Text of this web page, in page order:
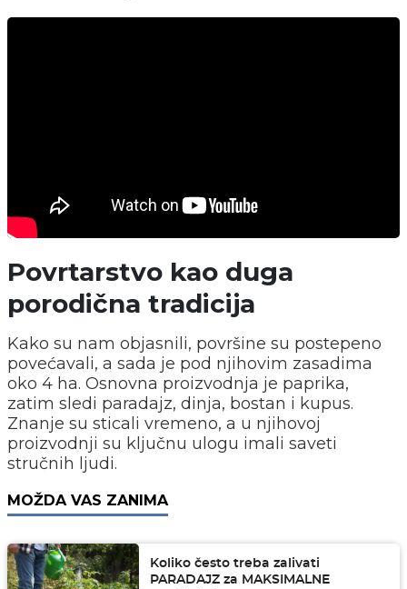
Povrtarstvo kao duga
porodična tradicija
Kako su nam objasnili, površine su postepeno
povećavali, a sada je pod njihovim zasadima
oko 4 ha. Osnovna proizvodnja je paprika,
zatim sledi paradajz, dinja, bostan i kupus.
Znanje su sticali vremeno, a u njihovoj
proizvodnji su ključnu ulogu imali saveti
stručnih ljudi.
MOŽDA VAS ZANIMA
Koliko često treba zalivati
PARADAJZ za MAKSIMALNE